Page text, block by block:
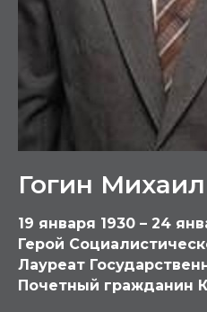
Гогин
19 января 1930 – 24
Герой
Лауреат
Почетный гражданин